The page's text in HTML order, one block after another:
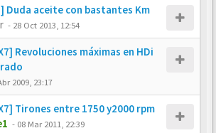
Duda aceite con bastantes Km
- 28 Oct 2013, 12:54
Revoluciones máximas en HDi
2009, 23:17
Tirones entre 1750 y2000 rpm
- 08 Mar 2011, 22:39